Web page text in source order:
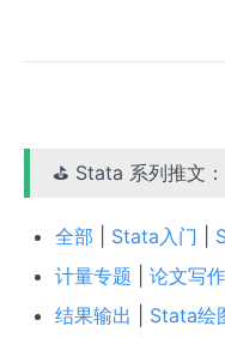
⛳ Stata 系列推文：
全部 Stata入门
计量专题
论文写作
结果输出
Stata绘